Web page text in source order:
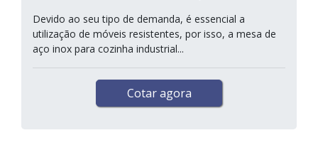
Devido ao seu tipo de demanda, é essencial a
utilização de móveis resistentes, por isso, a mesa de
aço inox para cozinha industrial...
Cotar agora